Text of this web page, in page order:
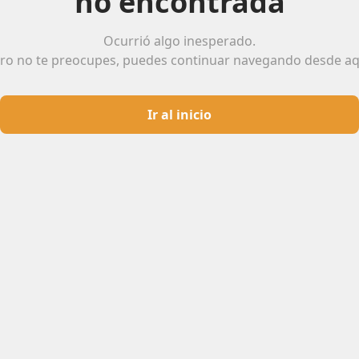
Ocurrió algo inesperado.
no te preocupes, puedes continuar navegando desde
Ir al inicio